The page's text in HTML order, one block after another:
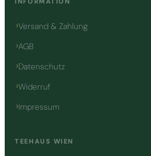
Versand & Zahlung
AGB
Datenschutz
Widerruf
Impressum
TEEHAUS WIEN